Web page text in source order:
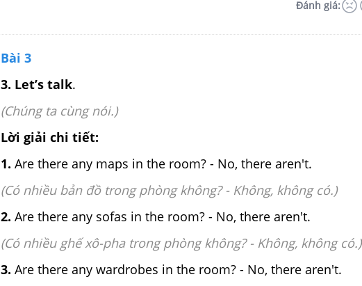
Đánh giá:
Bài 3
3. Let’s talk.
(Chúng ta cùng nói.)
Lời giải chi tiết:
1. Are there any maps in the room? - No, there aren't.
(Có nhiều bản đồ trong phòng không? - Không, không có.)
2. Are there any sofas in the room? - No, there aren't.
(Có nhiều ghế xô-pha trong phòng không? - Không, không có.)
3. Are there any wardrobes in the room? - No, there aren't.